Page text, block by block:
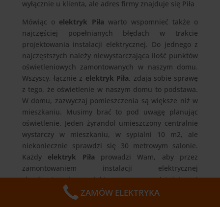
wyłącznie u klienta, ale adres firmy znajduje się Piła
Mówiąc o elektryk Piławarto wspomnieć także o
najczęściej popełnianych błędach w trakcie
projektowania instalacji elektrycznej. Do jednego z
najczęstszych należy niewystarczająca ilość punktów
oświetleniowych zamontowanych w naszym domu.
Wszyscy, łącznie z elektryk Piła, zdają sobie sprawę
z tego, że oświetlenie w naszym domu to podstawa.
W domu, zazwyczaj pomieszczenia są większe niż w
mieszkaniu. Musimy brać to pod uwagę planując
oświetlenie. Jeden żyrandol umieszczony centralnie
wystarczy w mieszkaniu, w sypialni 10 m2, ale
niekoniecznie sprawdzi się 30 metrowym salonie.
Każdy elektryk Piła prowadzi Wam, aby przez
zamontowaniem instalacji elektrycznej
skonfrontować projekt z rzeczywistością i
przewidywanym zagospodarowaniem wnętrz.
ZAMÓW ELEKTRYKA